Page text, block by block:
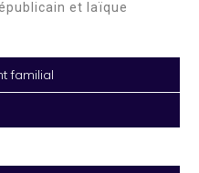
et laïque
familial